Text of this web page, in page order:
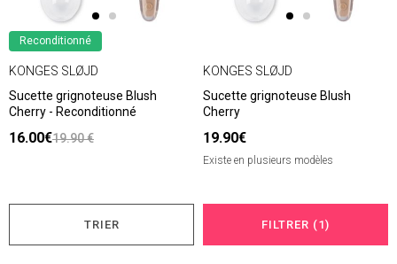
Reconditionné
KONGES SLØJD
Sucette grignoteuse Blush
Cherry - Reconditionné
16.00€19.90 €
KONGES SLØJD
Sucette grignoteuse Blush
Cherry
19.90€
Existe en plusieurs modèles
TRIER FILTRER (1)